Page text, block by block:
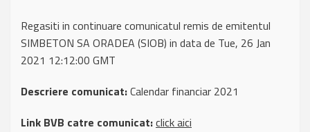
Regasiti in continuare comunicatul remis de emitentul
SIMBETON SA ORADEA (SIOB) in data de Tue, 26 Jan
2021 12:12:00 GMT
Descriere comunicat:Calendar financiar 2021
Link BVB catre comunicat:click aici